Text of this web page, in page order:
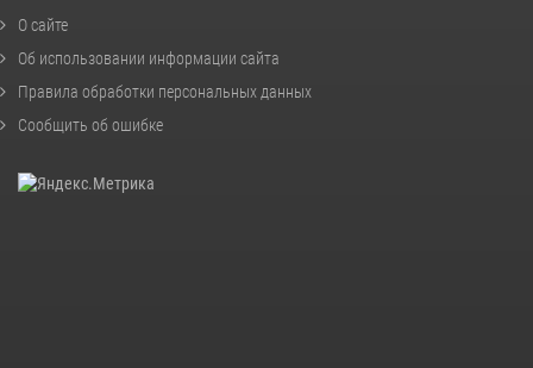
О сайте
Об использовании информации сайта
Правила обработки персональных данных
Сообщить об ошибке